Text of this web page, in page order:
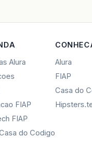
Alura
FIAP
FIAP
do Codigo
Alura
FIAP
Casa do